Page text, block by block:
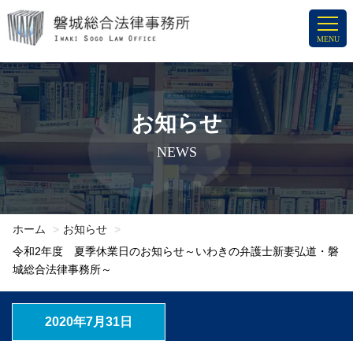
ン
ン
ツ
プ
MENU
お知らせ
NEWS
ホーム
お知らせ
令和2年度 夏季休業日のお知らせ～いわきの弁護士新妻弘道・磐
城総合法律事務所～
2020年7月31日